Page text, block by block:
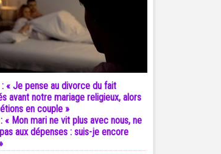
: « Je pense au divorce du fait
avant notre mariage religieux, alors
en couple »
« Mon mari ne vit plus avec nous, ne
aux dépenses : suis-je encore